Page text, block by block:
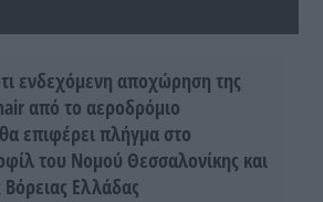
ενδεχόμενη αποχώρηση της
από το αεροδρόμιο
επιφέρει πλήγμα στο
του Νομού Θεσσαλονίκης και
Ελλάδας